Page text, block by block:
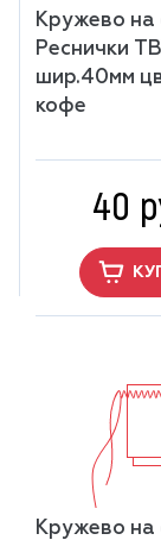
Кружево на
Реснички
шир.40мм
кофе
40
Кружево на